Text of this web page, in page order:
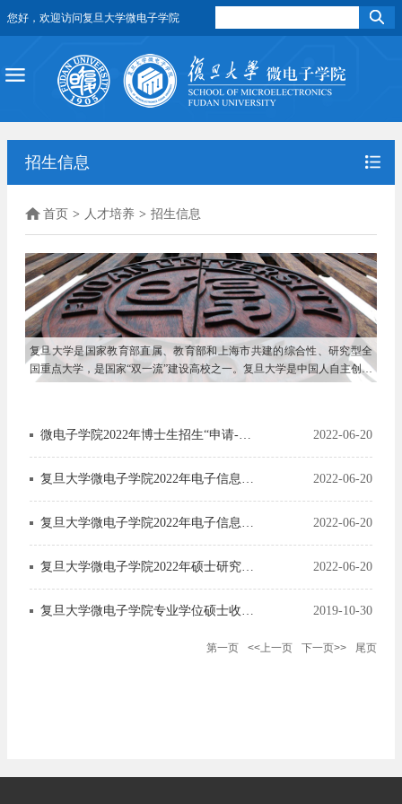
您好，欢迎访问复旦大学微电子学院
招生信息
首页 > 人才培养 > 招生信息
复旦大学是国家教育部直属、教育部和上海市共建的综合性、研究型全
国重点大学，是国家“双一流”建设高校之一。复旦大学是中国人自主创办
微电子学院2022年博士生招生“申请-考核”制选拔办法 2022-06-20
复旦大学微电子学院2022年电子信息专业集成电路设计与CAD方向硕士研究生招生复试考生名单 2022-06-20
复旦大学微电子学院2022年电子信息专业集成电路器件与工艺方向硕士研究生招生复试考生名单 2022-06-20
复旦大学微电子学院2022年硕士研究生招生复试工作实施细则 2022-06-20
复旦大学微电子学院专业学位硕士收费标准 2019-10-30
第一页 <<上一页 下一页>> 尾页